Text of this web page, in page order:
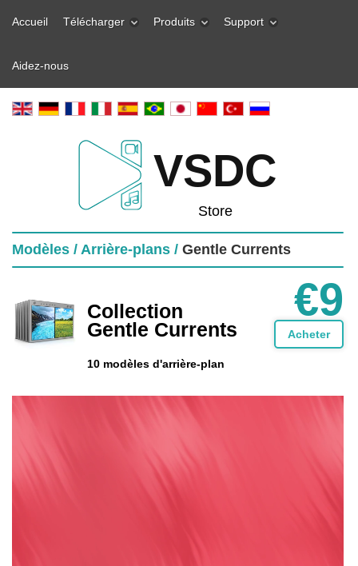
Accueil Télécharger Produits Support
Aidez-nous
VSDC
Store
Modèles / Arrière-plans / Gentle Currents
Collection
Gentle Currents
10 modèles d'arrière-plan
€9
Acheter